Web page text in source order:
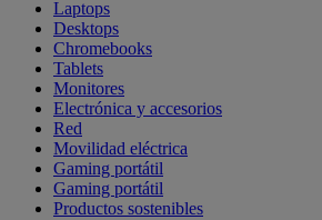
Laptops
Desktops
Chromebooks
Tablets
Monitores
Electrónica y accesorios
Red
Movilidad eléctrica
Gaming portátil
Gaming portátil
Productos sostenibles